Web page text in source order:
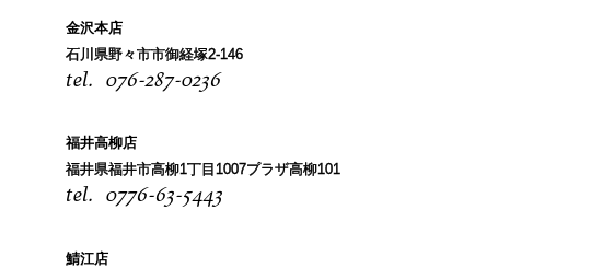
金沢本店
石川県野々市市御経塚2-146
076-287-0236
福井高柳店
福井県福井市高柳1丁目1007プラザ高柳101
0776-63-5443
鯖江店